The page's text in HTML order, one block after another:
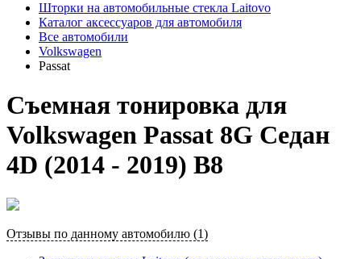
Шторки на автомобильные стекла Laitovo
Каталог аксессуаров для автомобиля
Все автомобили
Volkswagen
Passat
Съемная тонировка для
Volkswagen Passat 8G Седан
4D (2014 - 2019) B8
Отзывы по данному автомобилю (1)